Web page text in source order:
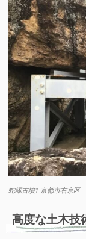
蛇塚古墳1 京都市右京区
高度な土木技